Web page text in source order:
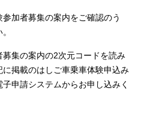
加者募集の案内をご確認のう
集の案内の2次元コードを読み
掲載のはしご車乗車体験申込み
申請システムからお申し込みく